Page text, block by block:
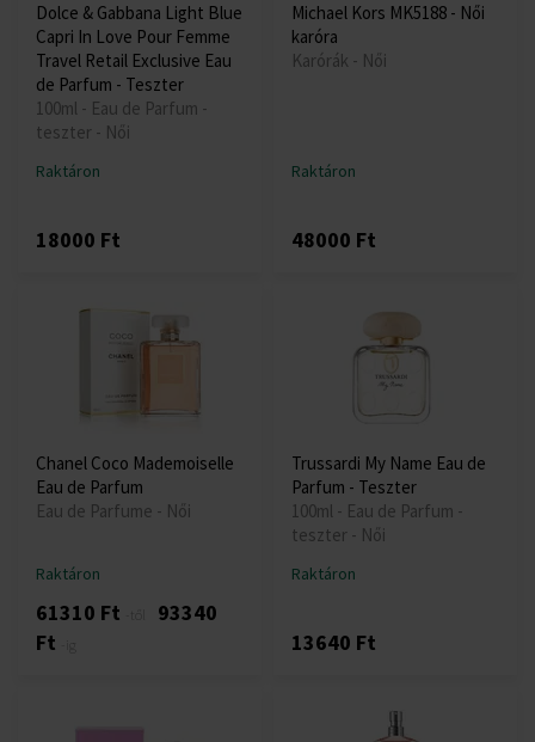
Dolce & Gabbana Light Blue
Capri In Love Pour Femme
Travel Retail Exclusive Eau
de Parfum - Teszter
100ml - Eau de Parfum -
teszter - Női
Raktáron
18000 Ft
Michael Kors MK5188 - Női
karóra
Karórák - Női
Raktáron
48000 Ft
Chanel Coco Mademoiselle
Eau de Parfum
Eau de Parfume - Női
Raktáron
61310 Ft
93340
Ft
Trussardi My Name Eau de
Parfum - Teszter
100ml - Eau de Parfum -
teszter - Női
Raktáron
13640 Ft